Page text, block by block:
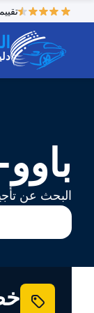
البحث عن